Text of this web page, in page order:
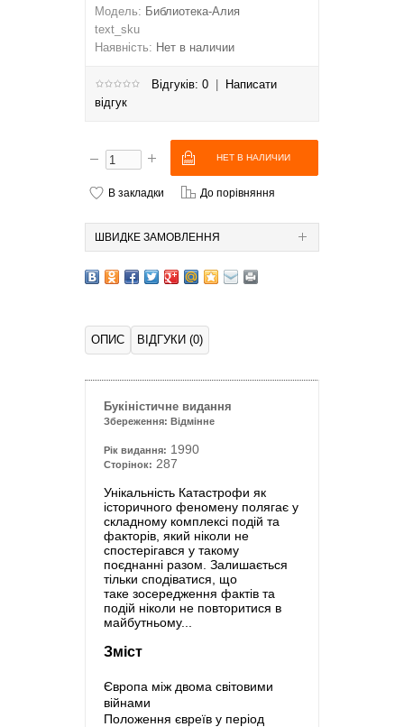
Модель: Библиотека-Алия
text_sku
Наявність: Нет в наличии
Відгуків: 0
Написати
відгук
В закладки До порівняння
ШВИДКЕ ЗАМОВЛЕННЯ
ОПИС ВІДГУКИ (0)
Букіністичне видання
Збереження: Відмінне
Рік видання: 1990
Сторінок: 287
Унікальність Катастрофи як
історичного феномену полягає у
складному комплексі подій та
факторів, який ніколи не
спостерігався у такому
поєднанні разом. Залишається
тільки сподіватися, що
таке зосередження фактів та
подій ніколи не повторитися в
майбутньому...
Зміст
Європа між двома світовими
війнами
Положення євреїв у період